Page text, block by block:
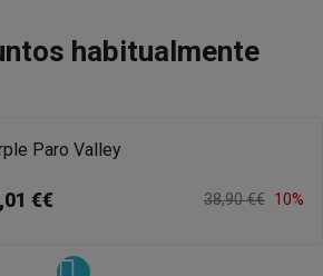
habitualmente
Paro Valley
€€ 38,90 €€ 10%